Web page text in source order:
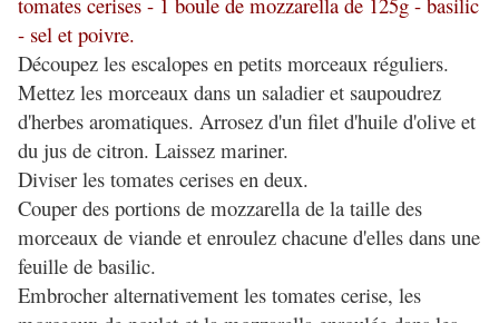
- sel et poivre.
Découpez les escalopes en petits morceaux réguliers.
Mettez les morceaux dans un saladier et saupoudrez
d'herbes aromatiques. Arrosez d'un filet d'huile d'olive et
du jus de citron. Laissez mariner.
Diviser les tomates cerises en deux.
Couper des portions de mozzarella de la taille des
morceaux de viande et enroulez chacune d'elles dans une
feuille de basilic.
Embrocher alternativement les tomates cerise, les